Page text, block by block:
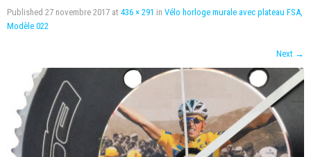
Published 27 novembre 2017 at 436 × 291 in Vélo horloge murale avec plateau FSA,
Modèle 022
Next →